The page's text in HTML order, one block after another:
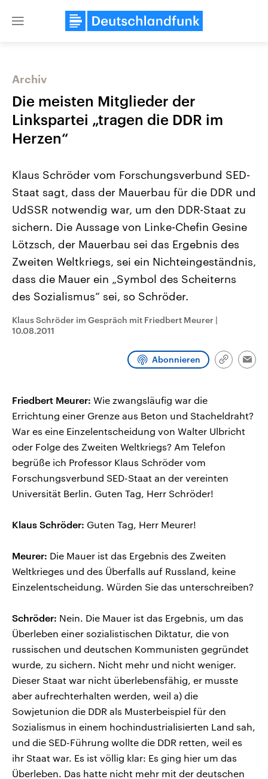
Close
Landtagswahl Sachsen-Anhalt
Alle Informationen
September 2026 einen neuen
Landtag. Seit 2021 wird das
Bundesland von einer Koalition aus
CDU, SPD und FDP regiert.-
Umfragen, Prognosen,
Wahlprogramme, aktuelle Berichte
und Hintergründe zu den Parteien
Wahl.
USA
Hintergründe
gehören die Vereinigten
den mächtigsten Ländern
mit großem Einfluss auf
aktuelle Weltgeschehen.
Sendungen Programm Podcasts
Audio-Archiv
Archiv
Die meisten Mitglieder der
Linkspartei „tragen die DDR im
Herzen“
Klaus Schröder vom Forschungsverbund SED-
Staat sagt, dass der Mauerbau für die DDR und
UdSSR notwendig war, um den DDR-Staat zu
sichern. Die Aussage von Linke-Chefin Gesine
Lötzsch, der Mauerbau sei das Ergebnis des
Zweiten Weltkriegs, sei ein Nichteingeständnis,
dass die Mauer ein „Symbol des Scheiterns
des Sozialismus“ sei, so Schröder.
Klaus Schröder im Gespräch mit Friedbert Meurer |
10.08.2011
Abonnieren
Link
Friedbert Meurer: Wie zwangsläufig war die
Errichtung einer Grenze aus Beton und Stacheldraht?
War es eine Einzelentscheidung von Walter Ulbricht
oder Folge des Zweiten Weltkriegs? Am Telefon
begrüße ich Professor Klaus Schröder vom
Forschungsverbund SED-Staat an der vereinten
Universität Berlin. Guten Tag, Herr Schröder!
Klaus Schröder: Guten Tag, Herr Meurer!
Meurer: Die Mauer ist das Ergebnis des Zweiten
Weltkrieges und des Überfalls auf Russland, keine
Einzelentscheidung. Würden Sie das unterschreiben?
Schröder: Nein. Die Mauer ist das Ergebnis, um das
Überleben einer sozialistischen Diktatur, die von
russischen und deutschen Kommunisten gegründet
wurde, zu sichern. Nicht mehr und nicht weniger.
Dieser Staat war nicht überlebensfähig, er musste
aber aufrechterhalten werden, weil a) die
Sowjetunion die DDR als Musterbeispiel für den
Sozialismus in einem hochindustrialisierten Land sah,
und die SED-Führung wollte die DDR retten, weil es
ihr Staat war. Es ist völlig klar: Es ging hier um das
Überleben. Das hatte nicht mehr mit der deutschen